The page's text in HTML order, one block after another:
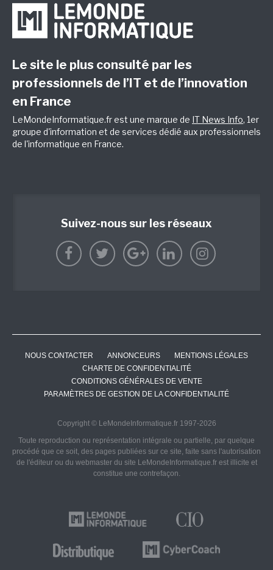
Le site le plus consulté par les
professionnels de l’IT et de l’innovation
en France
LeMondeInformatique.fr est une marque de IT News Info, 1er
groupe d'information et de services dédié aux professionnels
de l'informatique en France.
Suivez-nous sur les réseaux
NOUS CONTACTER ANNONCEURS
MENTIONS LÉGALES
CHARTE DE CONFIDENTIALITÉ
CONDITIONS GÉNÉRALES DE VENTE
PARAMÈTRES DE GESTION DE LA CONFIDENTIALITÉ
Copyright © LeMondeInformatique.fr 1997-2026
Toute reproduction ou représentation intégrale ou partielle, par quelque
procédé que ce soit, des pages publiées sur ce site, faite sans l'autorisation
de l'éditeur ou du webmaster du site LeMondeInformatique.fr est illicite et
constitue une contrefaçon.